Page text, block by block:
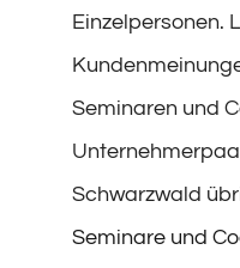
Einzelpersonen.
Seminaren und
Schwarzwald
Seminare und